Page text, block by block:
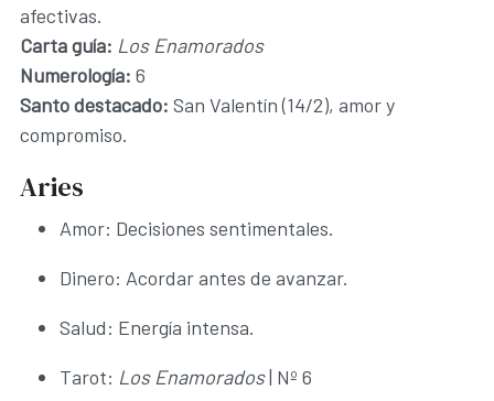
afectivas.
Carta guía: Los Enamorados
Numerología: 6
Santo destacado: San Valentín (14/2), amor y
compromiso.
Aries
Amor: Decisiones sentimentales.
Dinero: Acordar antes de avanzar.
Salud: Energía intensa.
Tarot: Los Enamorados| Nº 6